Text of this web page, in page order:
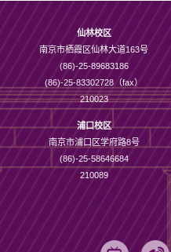
仙林校区
南京市栖霞区仙林大道163号
(86)-25-89683186
(86)-25-83302728（fax）
210023
浦口校区
南京市浦口区学府路8号
(86)-25-58646684
210089